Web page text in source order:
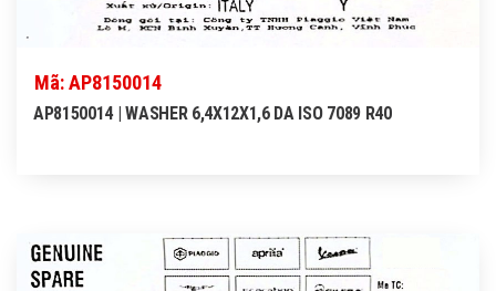
Mã: AP8150014
AP8150014 | WASHER 6,4X12X1,6 DA ISO 7089 R40